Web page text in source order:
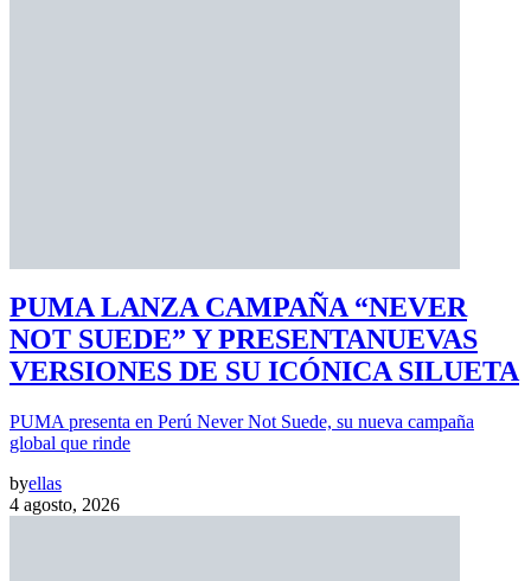
PUMA LANZA CAMPAÑA “NEVER
NOT SUEDE” Y PRESENTANUEVAS
VERSIONES DE SU ICÓNICA SILUETA
PUMA presenta en Perú Never Not Suede, su nueva campaña
global que rinde
byellas
4 agosto, 2026